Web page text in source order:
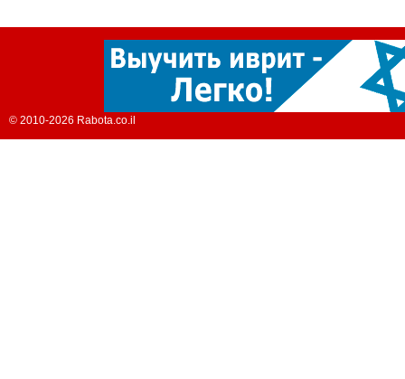
© 2010-2026 Rabota.co.il